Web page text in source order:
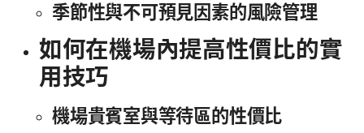
季節性與不可預見因素的風險管理
如何在機場內提高性價比的實
用技巧
機場貴賓室與等待區的性價比